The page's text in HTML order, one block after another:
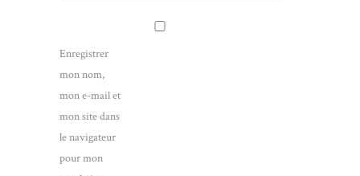
Enregistrer
mon nom,
mon e-mail et
mon site dans
le navigateur
pour mon